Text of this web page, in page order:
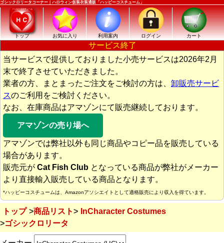
ゴシックロリータコーナー｜ハロウィン仮装衣装通販「ハッピーコスチューム」
トップ お気に入り 利用案内 ログイン カート
サービス終了
当サービスで提供しておりました小売サービスは2026年2月
末で終了させていただきました。
業者の方、まとまったご注文をご検討の方は、 卸販売サービ
スのご利用をご検討ください。
なお、在庫商品はアマゾンにて販売継続しております。
アマゾンの売り場へ
アマゾンでは弊社以外も同じ商品やコピー品を販売している
場合があります。
販売元が Cat Fish Club となっている商品が弊社がメーカー
より直接輸入販売している商品となります。
*ハッピーコスチュームは、Amazonアソシエイトとして適格販売により収入を得ています。
トップ 商品リスト
InCharacter Costumes
ゴシックロリータ